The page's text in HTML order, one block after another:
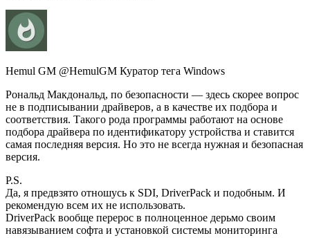
Hemul GM @HemulGM Куратор тега Windows
Рональд Макдональд, по безопасности — здесь скорее вопрос
не в подписывании драйверов, а в качестве их подбора и
соответствия. Такого рода программы работают на основе
подбора драйвера по идентификатору устройства и ставится
самая последняя версия. Но это не всегда нужная и безопасная
версия.
P.S.
Да, я предвзято отношусь к SDI, DriverPack и подобным. И
рекомендую всем их не использовать.
DriverPack вообще перерос в полноценное дерьмо своим
навязыванием софта и установкой системы мониторинга